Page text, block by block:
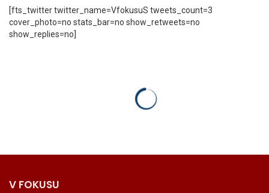
[fts_twitter twitter_name=VfokusuS tweets_count=3
cover_photo=no stats_bar=no show_retweets=no
show_replies=no]
V FOKUSU